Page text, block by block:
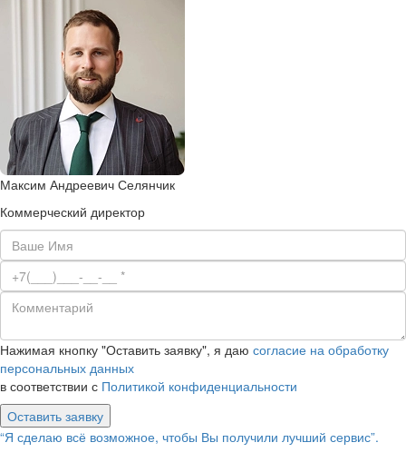
Максим Андреевич Селянчик
Коммерческий директор
Нажимая кнопку "Оставить заявку", я даю согласие на обработку
персональных данных
в соответствии с Политикой конфиденциальности
Оставить заявку
“Я сделаю всё возможное, чтобы Вы получили лучший сервис”.